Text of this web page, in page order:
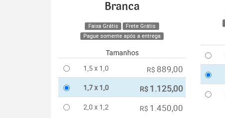
Branca
Faixa Grátis
Frete Grátis
Pague somente após a entrega
Tamanhos
1,5 x 1,0
R$ 889,00
1,7 x 1,0 R$ 1.125,00
2,0 x 1,2 R$ 1.450,00